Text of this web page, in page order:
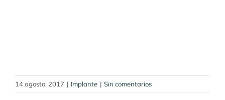
14 agosto, 2017 | Implante | Sin comentarios